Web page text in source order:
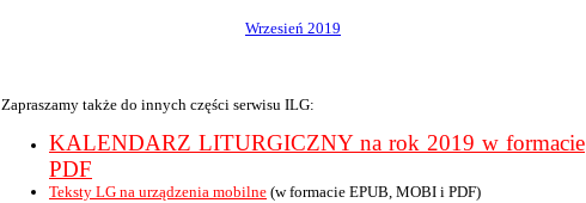
Wrzesień 2019
Zapraszamy także do innych części serwisu ILG:
KALENDARZ LITURGICZNY na rok 2019 w formacie
PDF
Teksty LG na urządzenia mobilne (w formacie EPUB, MOBI i PDF)